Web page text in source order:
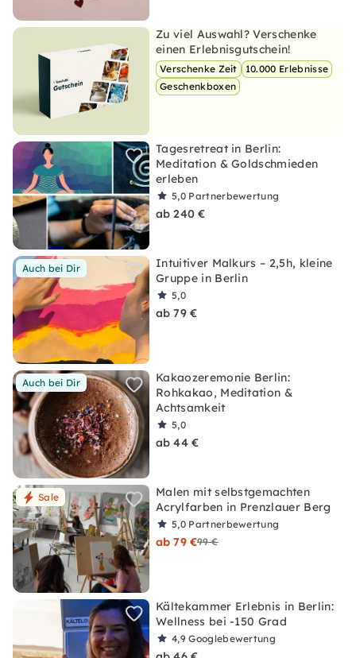
Zu viel Auswahl? Verschenke
einen Erlebnisgutschein!
Verschenke Zeit
10.000 Erlebnisse
Geschenkboxen
Tagesretreat in Berlin:
Meditation & Goldschmieden
erleben
5,0 Partnerbewertung
ab 240 €
Auch bei Dir
Intuitiver Malkurs – 2,5h, kleine
Gruppe in Berlin
5,0
ab 79 €
Auch bei Dir
Kakaozeremonie Berlin:
Rohkakao, Meditation &
Achtsamkeit
5,0
ab 44 €
Sale
Malen mit selbstgemachten
Acrylfarben in Prenzlauer Berg
5,0 Partnerbewertung
ab 79 €99 €
Kältekammer Erlebnis in Berlin:
Wellness bei -150 Grad
4,9Googlebewertung